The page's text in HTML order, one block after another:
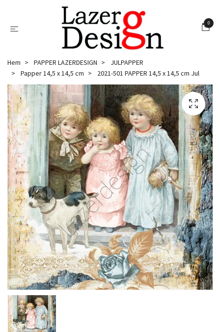
0
Hem PAPPER LAZERDESIGN
JULPAPPER
Papper 14,5 x 14,5 cm
2021-501 PAPPER 14,5 x 14,5 cm Jul